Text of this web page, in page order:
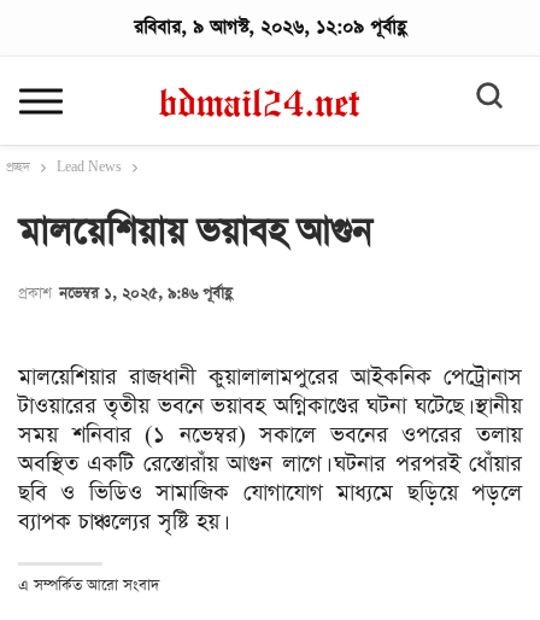
রবিবার, ৯ আগস্ট, ২০২৬, ১২:০৯ পূর্বাহ্ণ
প্রচ্ছদ Lead News
মালয়েশিয়ায় ভয়াবহ আগুন
প্রকাশ নভেম্বর ১, ২০২৫, ৯:৪৬ পূর্বাহ্ণ
মালয়েশিয়ার রাজধানী কুয়ালালামপুরের আইকনিক পেট্রোনাস
টাওয়ারের তৃতীয় ভবনে ভয়াবহ অগ্নিকাণ্ডের ঘটনা ঘটেছে। স্থানীয়
সময় শনিবার (১ নভেম্বর) সকালে ভবনের ওপরের তলায়
অবস্থিত একটি রেস্তোরাঁয় আগুন লাগে। ঘটনার পরপরই ধোঁয়ার
ছবি ও ভিডিও সামাজিক যোগাযোগ মাধ্যমে ছড়িয়ে পড়লে
ব্যাপক চাঞ্চল্যের সৃষ্টি হয়।
এ সম্পর্কিত আরো সংবাদ